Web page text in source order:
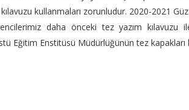
kullanmaları zorunludur. 2020-2021
daha önceki tez yazım kılavuzu
Eğitim Enstitüsü Müdürlüğünün tez kapakları